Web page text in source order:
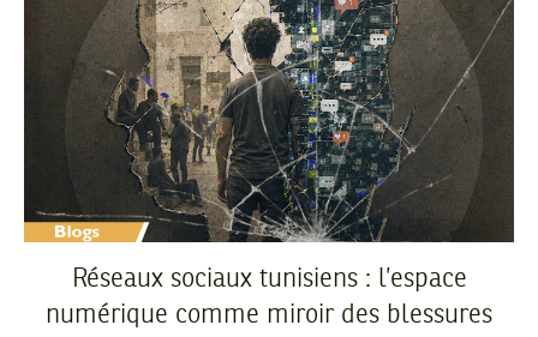
Réseaux sociaux tunisiens : l’espace
numérique comme miroir des blessures